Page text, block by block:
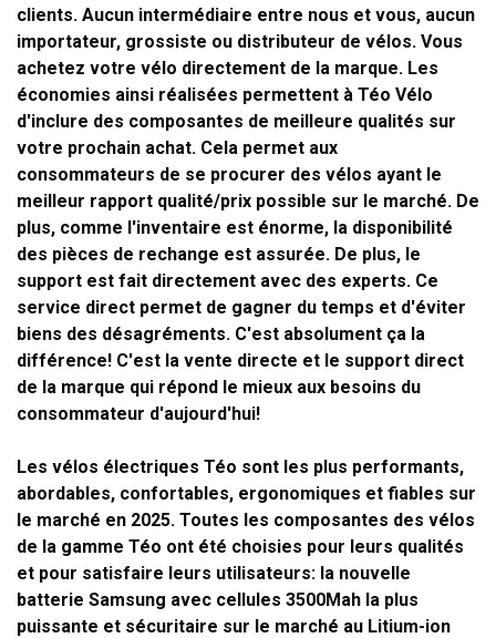
clients. Aucun intermédiaire entre nous et vous, aucun
importateur, grossiste ou distributeur de vélos. Vous
achetez votre vélo directement de la marque. Les
économies ainsi réalisées permettent à Téo Vélo
d'inclure des composantes de meilleure qualités sur
votre prochain achat. Cela permet aux
consommateurs de se procurer des vélos ayant le
meilleur rapport qualité/prix possible sur le marché. De
plus, comme l'inventaire est énorme, la disponibilité
des pièces de rechange est assurée. De plus, le
support est fait directement avec des experts. Ce
service direct permet de gagner du temps et d'éviter
biens des désagréments. C'est absolument ça la
différence! C'est la vente directe et le support direct
de la marque qui répond le mieux aux besoins du
consommateur d'aujourd'hui!
Les vélos électriques Téo sont les plus performants,
abordables, confortables, ergonomiques et fiables sur
le marché en 2025. Toutes les composantes des vélos
de la gamme Téo ont été choisies pour leurs qualités
et pour satisfaire leurs utilisateurs: la nouvelle
batterie Samsung avec cellules 3500Mah la plus
puissante et sécuritaire sur le marché au Litium-ion